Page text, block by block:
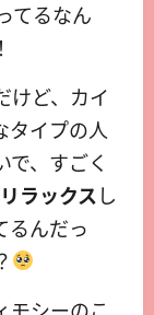
てるなん
けど、カイ
タイプの人
で、すごく
リラックス し
るんだっ